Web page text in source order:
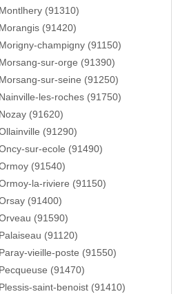
(91310)
(91420)
champigny (91150)
sur-orge (91390)
sur-seine (91250)
les-roches (91750)
(91620)
(91290)
sur-ecole (91490)
(91540)
la-riviere (91150)
(91400)
(91590)
(91120)
vieille-poste (91550)
(91470)
saint-benoist (91410)